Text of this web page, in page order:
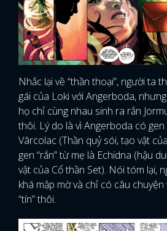
Nhắc lại về “thần thoại”, người ta
gái của Loki với Angerboda,
họ chỉ cùng nhau sinh ra rắn
thôi. Lý do là vì Angerboda có gen
Vârcolac (Thần quỷ sói, tạo vật
gen “rắn” từ mẹ là Echidna (hậu
vật của Cổ thần Set). Nói tóm lại,
khá mập mờ và chỉ có câu
“tín” thôi.